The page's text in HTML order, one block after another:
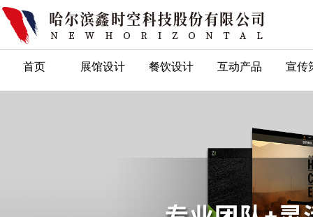
首页 展馆设计 餐饮设计 互动产品 宣传